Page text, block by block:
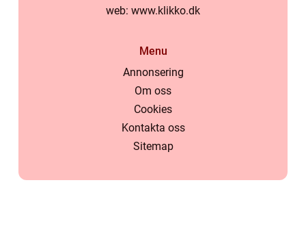
web: www.klikko.dk
Menu
Annonsering
Om oss
Cookies
Kontakta oss
Sitemap